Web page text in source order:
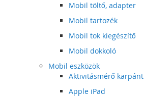
Mobil töltő, adapter
Mobil tartozék
Mobil tok kiegészítő
Mobil dokkoló
Mobil eszközök
Aktivitásmérő karpánt
Apple iPad